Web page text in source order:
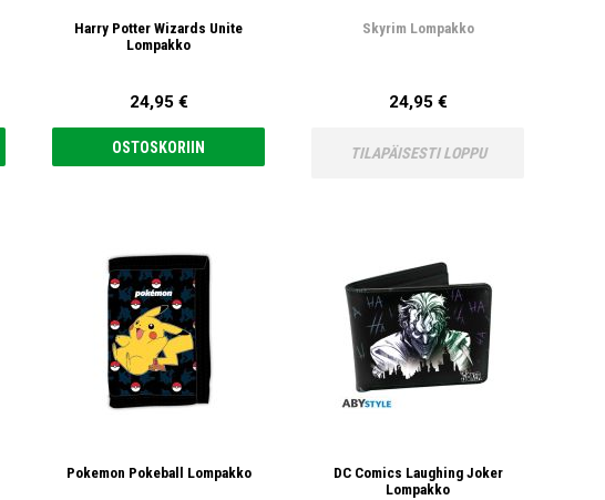
Harry Potter Wizards Unite
Lompakko
24,95 €
OSTOSKORIIN
Skyrim Lompakko
24,95 €
TILAPÄISESTI LOPPU
Pokemon Pokeball Lompakko
DC Comics Laughing Joker
Lompakko